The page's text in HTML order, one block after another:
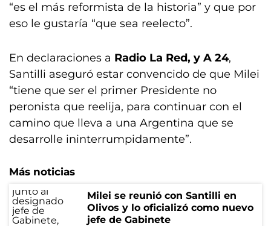
“es el más reformista de la historia” y que por
eso le gustaría “que sea reelecto”.
En declaraciones a Radio La Red, y A 24,
Santilli aseguró estar convencido de que Milei
“tiene que ser el primer Presidente no
peronista que reelija, para continuar con el
camino que lleva a una Argentina que se
desarrolle ininterrumpidamente”.
Más noticias
Milei se reunió con Santilli en
Olivos y lo oficializó como nuevo
jefe de Gabinete